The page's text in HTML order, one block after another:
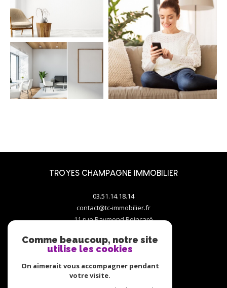
TROYES CHAMPAGNE IMMOBILIER
03.51.14.18.14
contact@tc-immobilier.fr
11 rue Raymond Poincaré
Comme beaucoup, notre site
utilise les cookies
On aimerait vous accompagner pendant
votre visite.